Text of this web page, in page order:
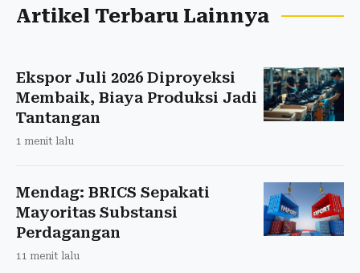
Artikel Terbaru Lainnya
Ekspor Juli 2026 Diproyeksi
Membaik, Biaya Produksi Jadi
Tantangan
1 menit lalu
Mendag: BRICS Sepakati
Mayoritas Substansi
Perdagangan
11 menit lalu